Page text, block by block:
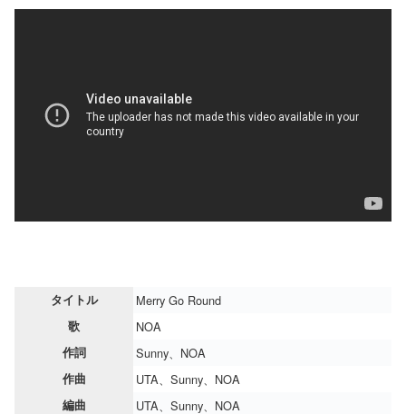
タイトル Merry Go Round
歌 NOA
作詞 Sunny、NOA
作曲 UTA、Sunny、NOA
編曲 UTA、Sunny、NOA